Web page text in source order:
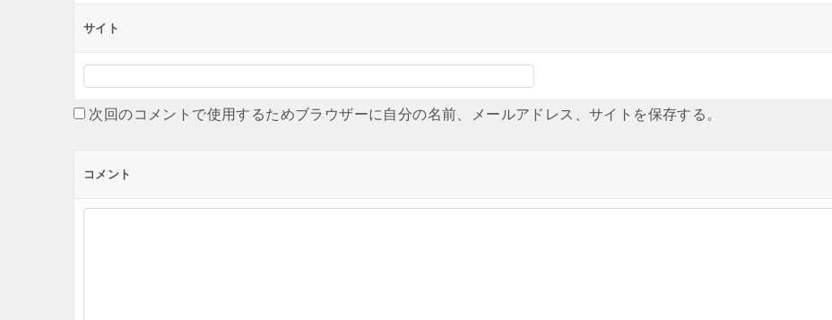
サイト
次回のコメントで使用するためブラウザーに自分の名前、メールアドレス、サイトを保存する。
コメント